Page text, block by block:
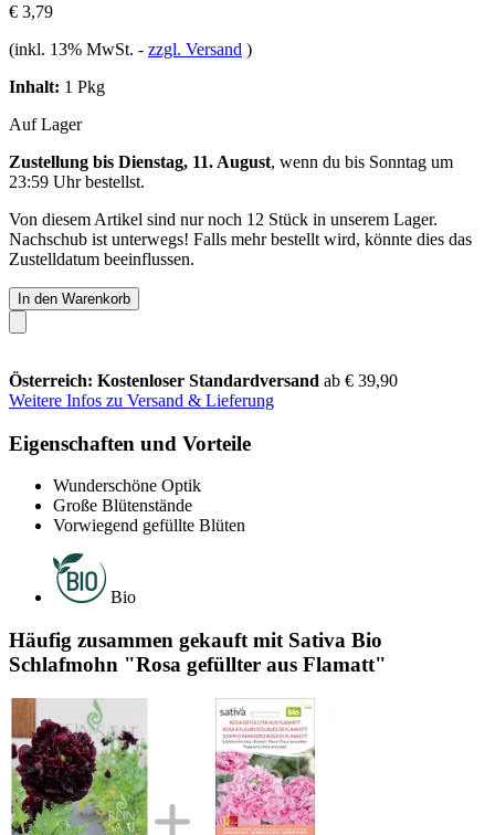
€ 3,79
(inkl. 13% MwSt. - zzgl. Versand )
Inhalt: 1 Pkg
Auf Lager
Zustellung bis Dienstag, 11. August, wenn du bis Sonntag um
23:59 Uhrbestellst.
Von diesem Artikel sind nur noch 12 Stück in unserem Lager.
Nachschub ist unterwegs! Falls mehr bestellt wird, könnte dies das
Zustelldatum beeinflussen.
In den Warenkorb
Österreich: Kostenloser Standardversand ab € 39,90
Weitere Infos zu Versand & Lieferung
Eigenschaften und Vorteile
Wunderschöne Optik
Große Blütenstände
Vorwiegend gefüllte Blüten
Bio
Häufig zusammen gekauft mit Sativa Bio
Schlafmohn "Rosa gefüllter aus Flamatt"